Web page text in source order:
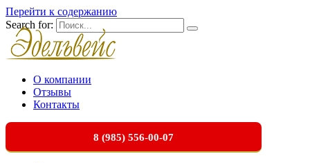
Перейти к содержанию
Search for:
О компании
Отзывы
Контакты
8 (985) 556-00-07